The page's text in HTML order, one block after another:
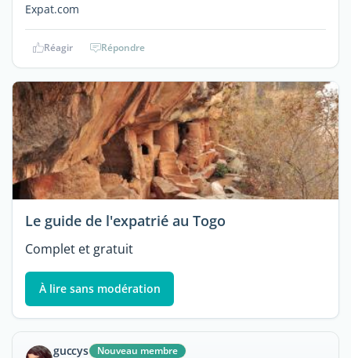
Expat.com
Réagir Répondre
Le guide de l'expatrié au Togo
Complet et gratuit
À lire sans modération
guccys Nouveau membre